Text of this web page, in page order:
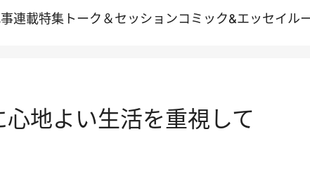
連載特集 トーク＆セッションコミック&エッセイル
地よい生活を重視して